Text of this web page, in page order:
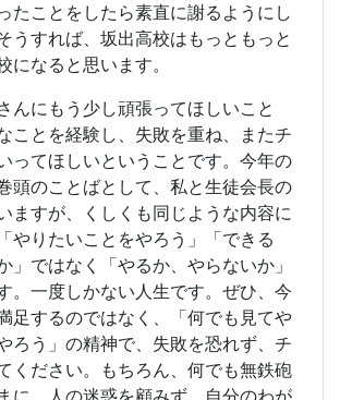
たことをしたら素直に謝るようにし
うすれば、坂出高校はもっともっと
になると思います。
んにもう少し頑張ってほしいこと
ことを経験し、失敗を重ね、またチ
ってほしいということです。今年の
頭のことばとして、私と生徒会長の
ますが、くしくも同じような内容に
やりたいことをやろう」「できる
」ではなく「やるか、やらないか」
。一度しかない人生です。ぜひ、今
足するのではなく、「何でも見てや
ろう」の精神で、失敗を恐れず、チ
ください。もちろん、何でも無鉄砲